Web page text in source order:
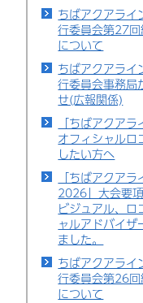
ちばアクアライ
行委員会第27
について
ちばアクアライ
行委員会事務局
せ(広報関係)
「ちばアクア
オフィシャルロ
したい方へ
「ちばアクア
2026」大会要
ビジュアル、ロ
ャルアドバイザ
ました。
ちばアクアライ
行委員会第26
について